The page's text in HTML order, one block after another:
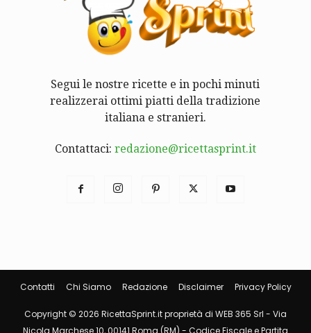
Segui le nostre ricette e in pochi minuti
realizzerai ottimi piatti della tradizione
italiana e stranieri.
Contattaci: redazione@ricettasprint.it
Contatti Chi Siamo Redazione Disclaimer Privacy Policy
Copyright © 2026 RicettaSprint.it proprietà di WEB 365 Srl - Via
Nicola Marchese 10, 00141 Roma (RM) - Codice Fiscale e Partita